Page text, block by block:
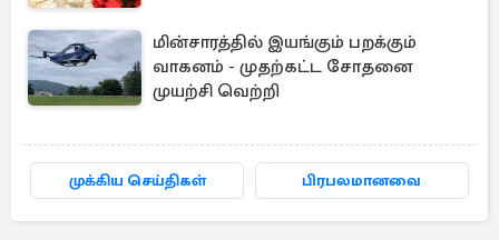
மின்சாரத்தில் இயங்கும் பறக்கும்
வாகனம் - முதற்கட்ட சோதனை
முயற்சி வெற்றி
முக்கிய செய்திகள் பிரபலமானவை